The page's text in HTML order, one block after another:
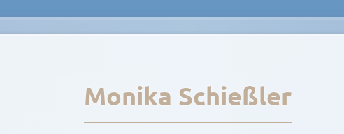
Monika Schießler